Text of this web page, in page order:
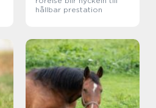
hållbar prestation